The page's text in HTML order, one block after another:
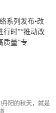
系列发布•改
行时”“推动改
质量”专